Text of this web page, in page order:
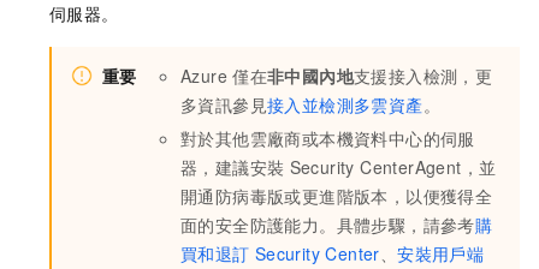
伺服器。
重要 Azure 僅在非中國內地支援接入檢測，更
多資訊參見接入並檢測多雲資產。
對於其他雲廠商或本機資料中心的伺服
器，建議安裝 Security CenterAgent，並
開通防病毒版或更進階版本，以便獲得全
面的安全防護能力。具體步驟，請參考購
買和退訂 Security Center、安裝用戶端